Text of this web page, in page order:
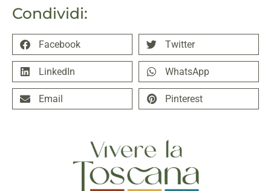
Condividi:
Facebook Twitter
LinkedIn WhatsApp
Email Pinterest